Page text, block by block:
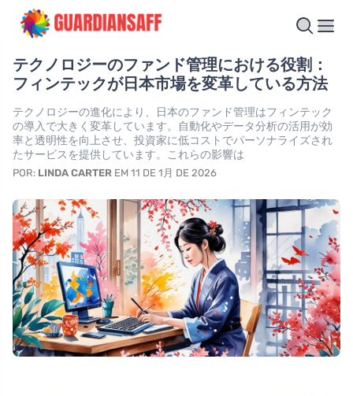
テクノロジーのファンド管理における役割：
フィンテックが日本市場を変革している方法
テクノロジーの進化により、日本のファンド管理はフィンテック
の導入で大きく変革しています。自動化やデータ分析の活用が効
率と透明性を向上させ、投資家に低コストでパーソナライズされ
たサービスを提供しています。これらの影響は
POR: LINDA CARTER EM 11 DE 1月 DE 2026